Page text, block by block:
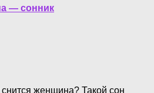
— сонник
снится женщина? Такой сон